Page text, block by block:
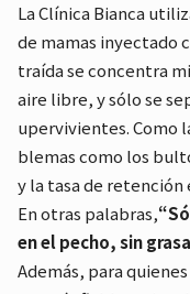
La Clínica Bianca
de mamas inyectado
traída se concentra
aire libre, y sólo se
upervivientes. Como
blemas como los
y la tasa de
En otras palabras,
en el pecho, sin
Además, para